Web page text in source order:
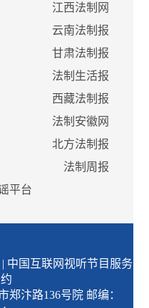
江西法制网
云南法制报
甘肃法制报
法制生活报
西藏法制报
法制安徽网
北方法制报
法制周报
平台
| 中国互联网视听节目服务
郑汴路136号院 邮编：